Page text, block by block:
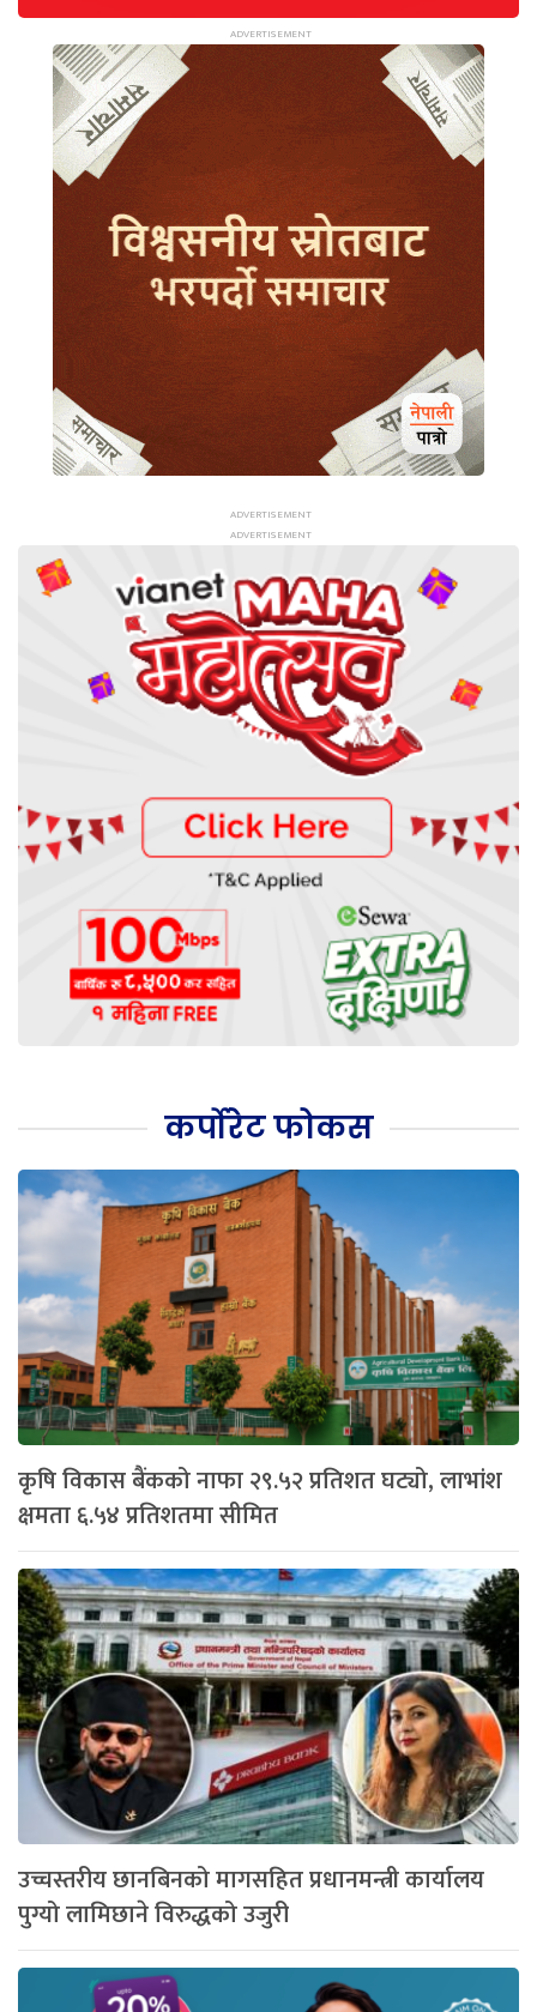
कर्पोरेट फोकस
कृषि विकास बैंकको नाफा २९.५२ प्रतिशत घट्यो, लाभांश
क्षमता ६.५४ प्रतिशतमा सीमित
उच्चस्तरीय छानबिनको मागसहित प्रधानमन्त्री कार्यालय
पुग्यो लामिछाने विरुद्धको उजुरी